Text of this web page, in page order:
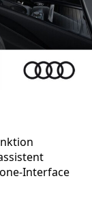
Interface